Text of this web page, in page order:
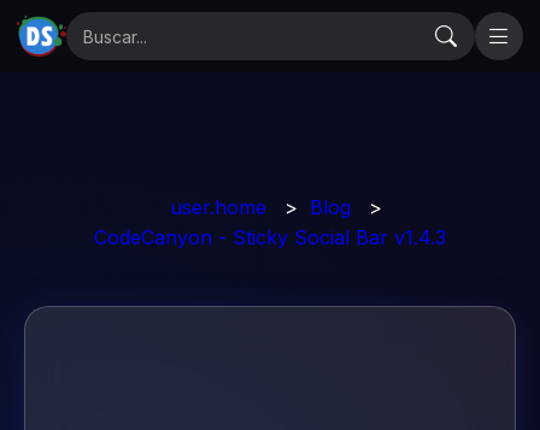
user.home > Blog
>
CodeCanyon - Sticky Social Bar v1.4.3